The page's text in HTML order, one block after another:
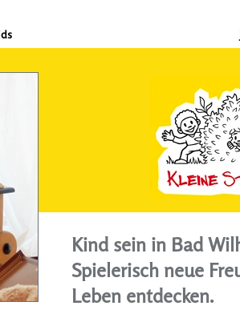
Kind sein in Bad
Spielerisch neue
Leben entdecken.